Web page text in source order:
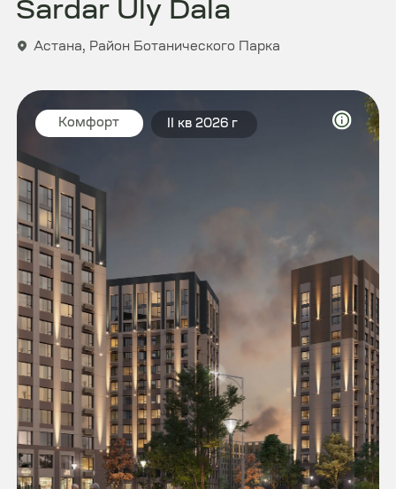
У нас есть всё, оставьте заявку
сориентируем
На старте
или в готовом?
Отправить